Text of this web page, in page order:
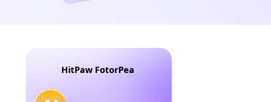
HitPaw FotorPea